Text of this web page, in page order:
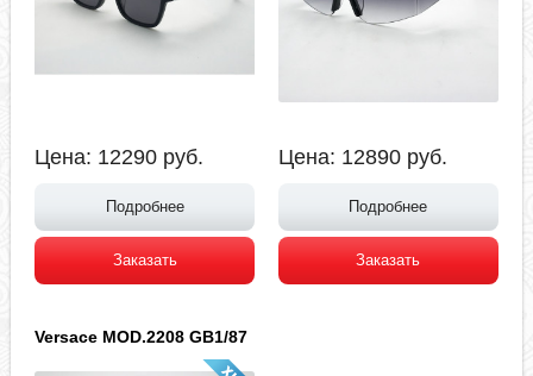
Цена: 12290 руб.
Подробнее
Заказать
Цена: 12890 руб.
Подробнее
Заказать
Versace MOD.2208 GB1/87